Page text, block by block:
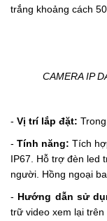
trắng khoảng cách
CAMERA IP
- Vị trí lắp đặt:
- Tính năng: Tích
IP67. Hỗ trợ đèn led
người. Hồng ngoại
- Hướng dẫn sử
trữ video xem lại